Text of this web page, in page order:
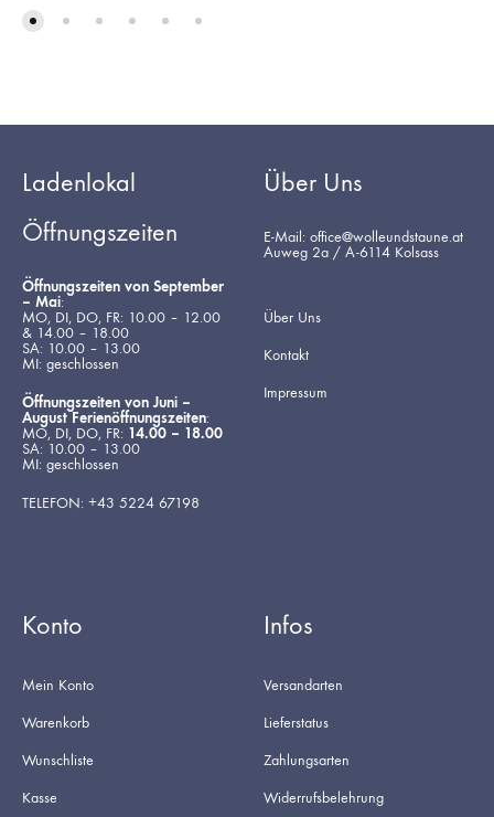
Ladenlokal
Öffnungszeiten
Öffnungszeiten von September
– Mai:
MO, DI, DO, FR: 10.00 – 12.00
& 14.00 – 18.00
SA: 10.00 – 13.00
MI: geschlossen
Öffnungszeiten von Juni –
August Ferienöffnungszeiten:
MO, DI, DO, FR: 14.00 – 18.00
SA: 10.00 – 13.00
MI: geschlossen
TELEFON: +43 5224 67198
Über Uns
E-Mail: office@wolleundstaune.at
Auweg 2a / A-6114 Kolsass
Über Uns
Kontakt
Impressum
Konto
Mein Konto
Warenkorb
Wunschliste
Kasse
Infos
Versandarten
Lieferstatus
Zahlungsarten
Widerrufsbelehrung